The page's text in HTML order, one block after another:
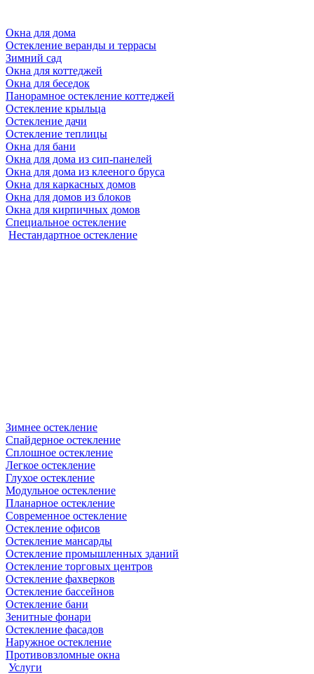
Окна для дома
Остекление веранды и террасы
Зимний сад
Окна для коттеджей
Окна для беседок
Панорамное остекление коттеджей
Остекление крыльца
Остекление дачи
Остекление теплицы
Окна для бани
Окна для дома из сип-панелей
Окна для дома из клееного бруса
Окна для каркасных домов
Окна для домов из блоков
Окна для кирпичных домов
Специальное остекление
Нестандартное остекление
Зимнее остекление
Спайдерное остекление
Сплошное остекление
Легкое остекление
Глухое остекление
Модульное остекление
Планарное остекление
Современное остекление
Остекление офисов
Остекление мансарды
Остекление промышленных зданий
Остекление торговых центров
Остекление фахверков
Остекление бассейнов
Остекление бани
Зенитные фонари
Остекление фасадов
Наружное остекление
Противовзломные окна
Услуги